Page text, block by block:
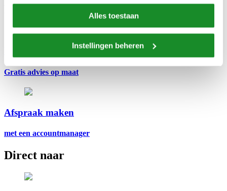
Alles toestaan
Instellingen beheren
Eerlijk advies
Gratis advies op maat
Afspraak maken
met een accountmanager
Direct naar